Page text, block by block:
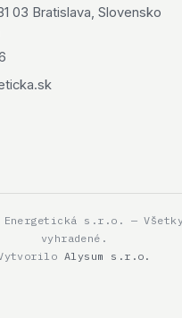
03 Bratislava, Slovensko
Energetická s.r.o. —
vyhradené.
Alysum s.r.o.